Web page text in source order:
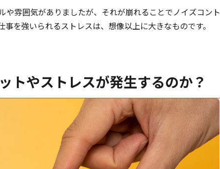
や雰囲気がありましたが、それが崩れることでノイズコント
を強いられるストレスは、想像以上に大きなものです。
トやストレスが発生するのか？